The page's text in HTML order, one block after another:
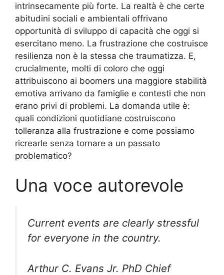
intrinsecamente più forte. La realtà è che certe
abitudini sociali e ambientali offrivano
opportunità di sviluppo di capacità che oggi si
esercitano meno. La frustrazione che costruisce
resilienza non è la stessa che traumatizza. E,
crucialmente, molti di coloro che oggi
attribuiscono ai boomers una maggiore stabilità
emotiva arrivano da famiglie e contesti che non
erano privi di problemi. La domanda utile è:
quali condizioni quotidiane costruiscono
tolleranza alla frustrazione e come possiamo
ricrearle senza tornare a un passato
problematico?
Una voce autorevole
Current events are clearly stressful
for everyone in the country.
Arthur C. Evans Jr. PhD Chief